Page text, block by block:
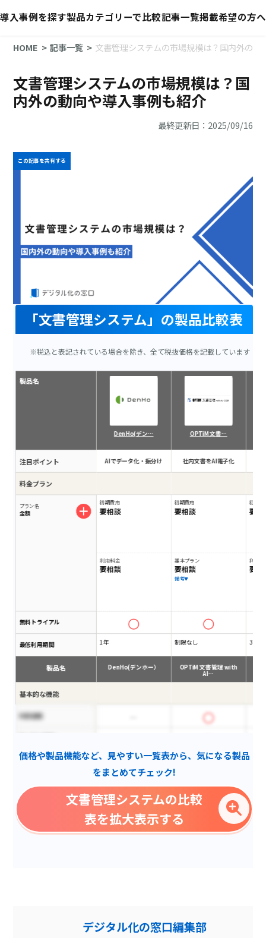
導入事例を探す製品カテゴリーで比較記事一覧掲載希望の方へ
HOME 記事一覧 文書管理システムの市場規模は？国内外の動
文書管理システムの市場規模は？国
内外の動向や導入事例も紹介
最終更新日：2025/09/16
この記事を共有する
「文書管理システム」の製品比較表
※税込と表記されている場合を除き、全て税抜価格を記載しています
製品名
注目ポイント
料金プラン
プラン名
金額
無料トライアル
最低利用期間
製品名
基本的な機能
外部連携
ドラッグ&ドロップ登録
CSVファイル出力
DenHo(デン…
AIでデータ化・振分け
初期費用
要相談
利用料金
要相談
1年
DenHo(デンホー）
OPTiM 文書…
社内文書をAI電子化
初期費用
要相談
基本プラン
要相談
備考
制限なし
OPTiM 文書管理 with
AI…
初期費
要相
利用料
要相
3ヵ月
価格や製品機能など、見やすい一覧表から、気になる製品
をまとめてチェック!
文書管理システムの比較
表を拡大表示する
デジタル化の窓口編集部